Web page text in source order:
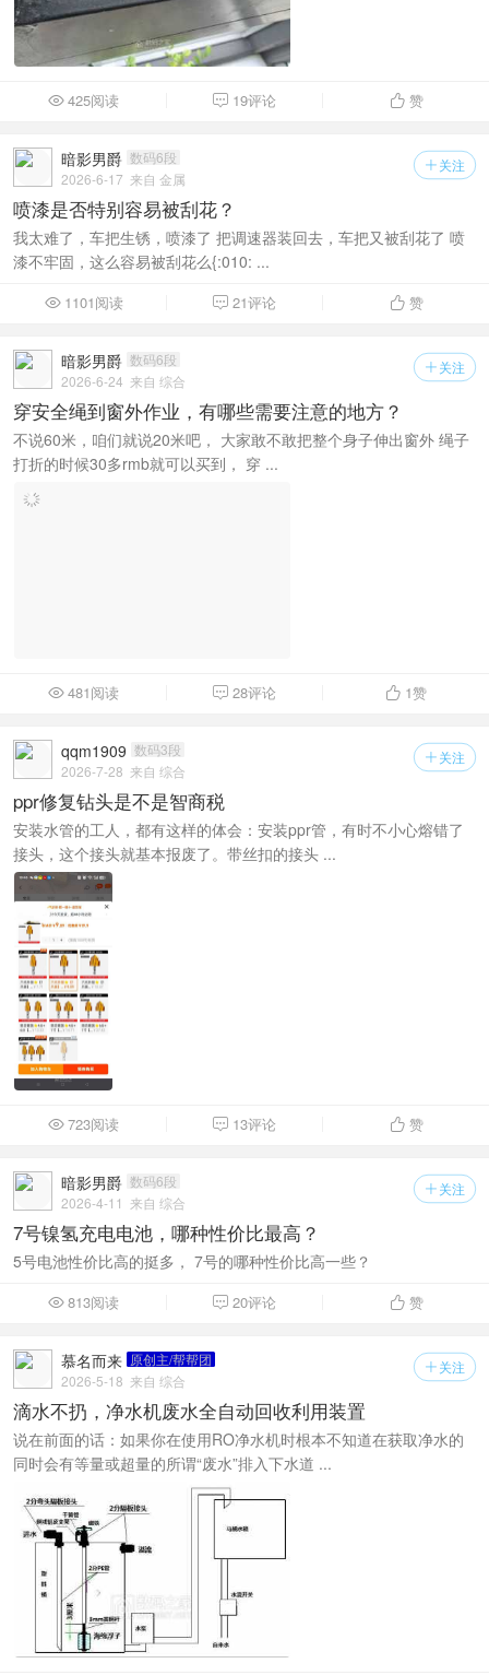
425阅读  19评论  赞
 关注
暗影男爵 数码6段
2026-6-17 来自 金属
喷漆是否特别容易被刮花？
我太难了，车把生锈，喷漆了 把调速器装回去，车把又被刮花了 喷
漆不牢固，这么容易被刮花么{:010: ...
 1101阅读  21评论  赞
 关注
暗影男爵 数码6段
2026-6-24 来自 综合
穿安全绳到窗外作业，有哪些需要注意的地方？
不说60米，咱们就说20米吧， 大家敢不敢把整个身子伸出窗外 绳子
打折的时候30多rmb就可以买到， 穿 ...
481阅读  28评论  1赞
 关注
qqm1909 数码3段
2026-7-28 来自 综合
ppr修复钻头是不是智商税
安装水管的工人，都有这样的体会：安装ppr管，有时不小心熔错了
接头，这个接头就基本报废了。带丝扣的接头 ...
723阅读  13评论  赞
 关注
暗影男爵 数码6段
2026-4-11 来自 综合
7号镍氢充电电池，哪种性价比最高？
5号电池性价比高的挺多， 7号的哪种性价比高一些？
813阅读  20评论  赞
 关注
慕名而来 原创主/帮帮团
2026-5-18 来自 综合
滴水不扔，净水机废水全自动回收利用装置
说在前面的话：如果你在使用RO净水机时根本不知道在获取净水的
同时会有等量或超量的所谓“废水”排入下水道 ...